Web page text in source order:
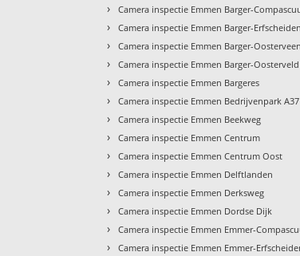
› Camera inspectie Emmen Barger-
› Camera inspectie Emmen Barger-
› Camera inspectie Emmen Barger-Oosterveen
› Camera inspectie Emmen Barger-Oosterveld
› Camera inspectie Emmen Bargeres
› Camera inspectie Emmen Bedrijvenpark A37
› Camera inspectie Emmen Beekweg
› Camera inspectie Emmen Centrum
› Camera inspectie Emmen Centrum Oost
› Camera inspectie Emmen Delftlanden
› Camera inspectie Emmen Derksweg
› Camera inspectie Emmen Dordse Dijk
› Camera inspectie Emmen Emmer-
› Camera inspectie Emmen Emmer-